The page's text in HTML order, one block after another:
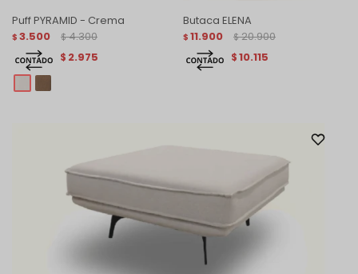
Puff PYRAMID - Crema
$ 3.500 $ 4.300
$ 2.975
Butaca ELENA
$ 11.900 $ 20.900
$10.115